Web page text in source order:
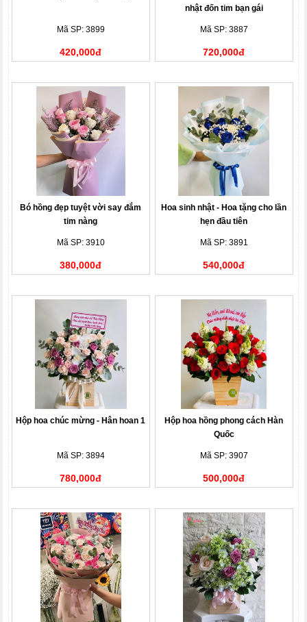
Mã SP: 3899
420,000đ
nhật đốn tim bạn gái
Mã SP: 3887
720,000đ
Bó hồng đẹp tuyệt vời say đắm
tim nàng
Mã SP: 3910
380,000đ
Hoa sinh nhật - Hoa tặng cho lần
hẹn đầu tiên
Mã SP: 3891
540,000đ
Hộp hoa chúc mừng - Hân hoan 1
Mã SP: 3894
780,000đ
Hộp hoa hồng phong cách Hàn
Quốc
Mã SP: 3907
500,000đ